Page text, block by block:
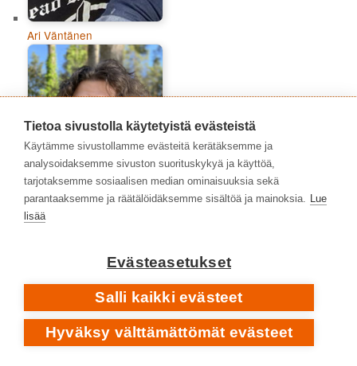
Ari Väntänen
Tietoa sivustolla käytetyistä evästeistä
Käytämme sivustollamme evästeitä kerätäksemme ja
analysoidaksemme sivuston suorituskykyä ja käyttöä,
tarjotaksemme sosiaalisen median ominaisuuksia sekä
parantaaksemme ja räätälöidäksemme sisältöä ja mainoksia. Lue
lisää
Evästeasetukset
Salli kaikki evästeet
Hyväksy välttämättömät evästeet